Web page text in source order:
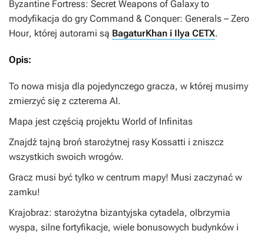
Byzantine Fortress: Secret Weapons of Galaxy to
modyfikacja do gry Command & Conquer: Generals – Zero
Hour, której autorami są BagaturKhan i Ilya CETX.
Opis:
To nowa misja dla pojedynczego gracza, w której musimy
zmierzyć się z czterema AI.
Mapa jest częścią projektu World of Infinitas
Znajdź tajną broń starożytnej rasy Kossatti i zniszcz
wszystkich swoich wrogów.
Gracz musi być tylko w centrum mapy! Musi zaczynać w
zamku!
Krajobraz: starożytna bizantyjska cytadela, olbrzymia
wyspa, silne fortyfikacje, wiele bonusowych budynków i